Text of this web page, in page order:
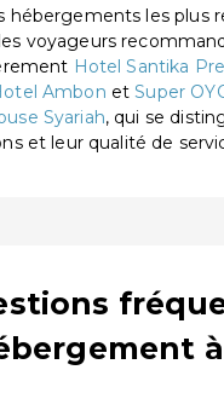
hébergements les plus
voyageurs
Hotel Santika
Ambon etSuper
Syariah, qui se
et leur qualité de